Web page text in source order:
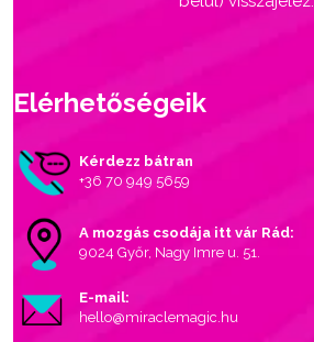
Elérhetőségeik
Kérdezz bátran
+36 70 949 5659
A mozgás csodája itt vár Rád:
9024 Győr, Nagy Imre u. 51.
E-mail:
hello@miraclemagic.hu